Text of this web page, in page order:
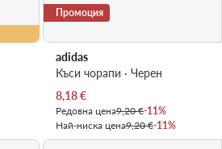
Промоция
adidas
Къси чорапи · Черен
Актуална цена
8,18€
Редовна цена9,20 €-11%
Най-ниска цена9,20 €-11%